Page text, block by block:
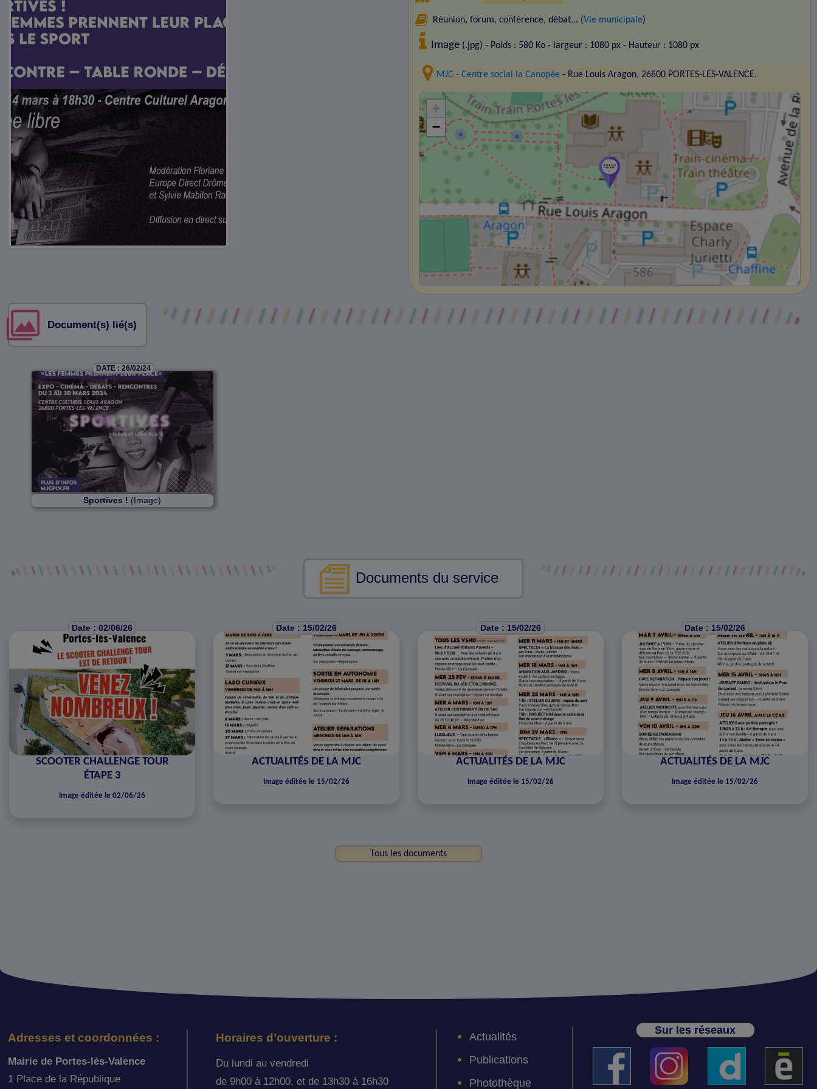
Réunion, forum, conférence, débat... (Vie municipale)
Image (.jpg) - Poids : 580 Ko - largeur : 1080 px - Hauteur : 1080 px
MJC - Centre social la Canopée - Rue Louis Aragon, 26800 PORTES-LES-VALENCE.
+
−
Document(s) lié(s)
DATE : 26/02/24
Sportives ! (Image)
Documents du service
Date : 02/06/26
SCOOTER CHALLENGE TOUR
ÉTAPE 3
Image éditée le 02/06/26
Date : 15/02/26
ACTUALITÉS DE LA MJC
Image éditée le 15/02/26
Date : 15/02/26
ACTUALITÉS DE LA MJC
Image éditée le 15/02/26
Date : 15/02/26
ACTUALITÉS DE LA MJC
Image éditée le 15/02/26
Tous les documents
Adresses et coordonnées :
Mairie de Portes-lès-Valence
1 Place de la République
Horaires d’ouverture :
Du lundi au vendredi
de 9h00 à 12h00, et de 13h30 à 16h30
Actualités
Publications
Photothèque
Sur les réseaux